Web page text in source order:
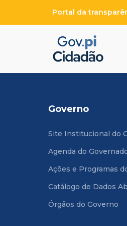
Portal da
Governo
Site Institucional do
Agenda do
Ações e Programas
Catálogo de Dados
Órgãos do Governo